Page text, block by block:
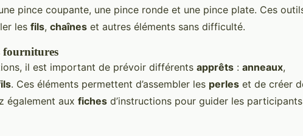
pince coupante, une pince ronde et une pince plate. Ces
les fils, chaînes et autres éléments sans difficulté.
fournitures
il est important de prévoir différents apprêts : anneaux,
. Ces éléments permettent d’assembler les perles et de créer
également aux fiches d’instructions pour guider les participants